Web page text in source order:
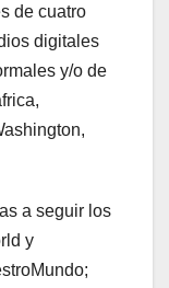
de cuatro
digitales
y/o de
a seguir los
y